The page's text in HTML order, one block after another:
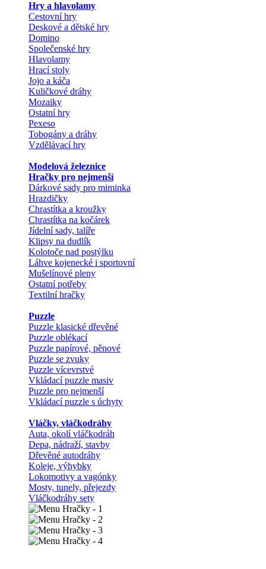
Hry a hlavolamy
Cestovní hry
Deskové a dětské hry
Domino
Společenské hry
Hlavolamy
Hrací stoly
Jojo a káča
Kuličkové dráhy
Mozaiky
Ostatní hry
Pexeso
Tobogány a dráhy
Vzdělávací hry
Modelová železnice
Hračky pro nejmenší
Dárkové sady pro miminka
Hrazdičky
Chrastítka a kroužky
Chrastítka na kočárek
Jídelní sady, talíře
Klipsy na dudlík
Kolotoče nad postýlku
Láhve kojenecké i sportovní
Mušelínové pleny
Ostatní potřeby
Textilní hračky
Puzzle
Puzzle klasické dřevěné
Puzzle oblékací
Puzzle papírové, pěnové
Puzzle se zvuky
Puzzle vícevrstvé
Vkládací puzzle masiv
Puzzle pro nejmenší
Vkládací puzzle s úchyty
Vláčky, vláčkodráhy
Auta, okolí vláčkodráh
Depa, nádraží, stavby
Dřevěné autodráhy
Koleje, výhybky
Lokomotivy a vagónky
Mosty, tunely, přejezdy
Vláčkodráhy sety